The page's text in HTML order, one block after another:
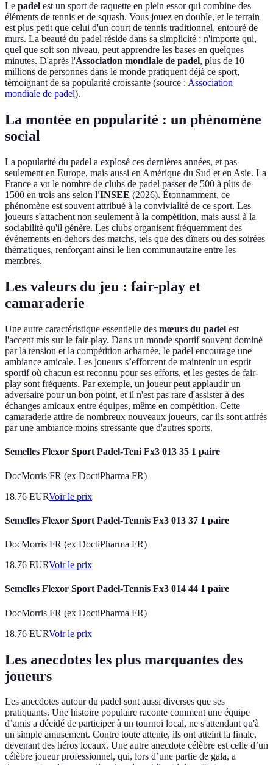
Le padel est un sport de raquette en plein essor qui combine des
éléments de tennis et de squash. Vous jouez en double, et le terrain
est plus petit que celui d'un court de tennis traditionnel, entouré de
murs. La beauté du padel réside dans sa simplicité : n'importe qui,
quel que soit son niveau, peut apprendre les bases en quelques
minutes. D'après l'Association mondiale de padel, plus de 10
millions de personnes dans le monde pratiquent déjà ce sport,
témoignant de sa popularité croissante (source : Association
mondiale de padel).
La montée en popularité : un phénomène
social
La popularité du padel a explosé ces dernières années, et pas
seulement en Europe, mais aussi en Amérique du Sud et en Asie. La
France a vu le nombre de clubs de padel passer de 500 à plus de
1500 en trois ans selon l'INSEE (2026). Étonnamment, ce
phénomène est souvent attribué à la convivialité de ce sport. Les
joueurs s'attachent non seulement à la compétition, mais aussi à la
sociabilité qu'il génère. Les clubs organisent fréquemment des
événements en dehors des matchs, tels que des dîners ou des soirées
thématiques, renforçant ainsi le lien communautaire entre les
membres.
Les valeurs du jeu : fair-play et
camaraderie
Une autre caractéristique essentielle des mœurs du padel est
l'accent mis sur le fair-play. Dans un monde sportif souvent dominé
par la tension et la compétition acharnée, le padel encourage une
ambiance amicale. Les joueurs s’efforcent de maintenir un esprit
sportif où chacun est reconnu pour ses efforts, et les gestes de fair-
play sont fréquents. Par exemple, un joueur peut applaudir un
adversaire pour un bon point, et il n'est pas rare d'assister à des
échanges amicaux entre équipes, même en compétition. Cette
camaraderie attire de nombreux nouveaux joueurs, car ils sont attirés
par une ambiance moins stressante que d'autres sports.
Semelles Flexor Sport Padel-Teni Fx3 013 35 1 paire
DocMorris FR (ex DoctiPharma FR)
18.76 EURVoir le prix
Semelles Flexor Sport Padel-Tennis Fx3 013 37 1 paire
DocMorris FR (ex DoctiPharma FR)
18.76 EURVoir le prix
Semelles Flexor Sport Padel-Tennis Fx3 014 44 1 paire
DocMorris FR (ex DoctiPharma FR)
18.76 EURVoir le prix
Les anecdotes les plus marquantes des
joueurs
Les anecdotes autour du padel sont aussi diverses que ses
pratiquants. Une histoire populaire raconte comment une équipe
d’amis a décidé de participer à un tournoi local, ne s'attendant qu'à
un simple amusement. Contre toute attente, ils ont atteint la finale,
devenant des héros locaux. Une autre anecdote célèbre est celle d’un
célèbre joueur professionnel, qui, lors d’une partie de gala, a